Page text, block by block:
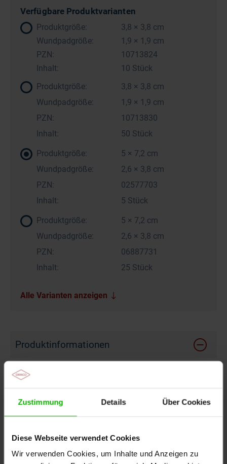
Zustimmung Details Über Cookies
Diese Webseite verwendet Cookies
Wir verwenden Cookies, um Inhalte und Anzeigen zu
Verfügbare Produktvarianten
Produktgröße:
3,8 × 3,8 cm
Wundpadgröße:
1,9 × 1,9 cm
PZN:
10713824
Inhalt:
10 Stück
Produktgröße:
3,8 × 3,8 cm
Wundpadgröße:
1,9 × 1,9 cm
PZN:
10713830
Inhalt:
50 Stück
Produktgröße:
5 × 7,2 cm
Wundpadgröße:
2,6 × 3,8 cm
PZN:
02577703
Inhalt:
5 Stück
Produktgröße:
5 × 7,2 cm
Wundpadgröße:
2,6 × 3,8 cm
PZN:
06887731
Inhalt:
25 Stück
Alle Varianten anzeigen
Produktinformationen
Wundumgebung
Exsudationsphase, Granulationsphase,
Epithelisierungsphase